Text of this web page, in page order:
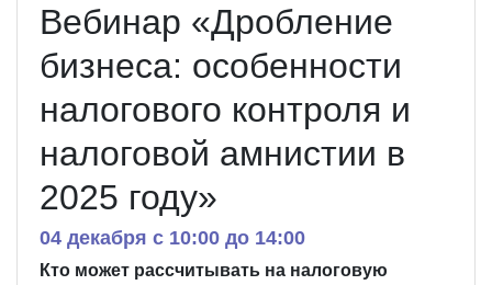
Вебинар «Дробление
бизнеса: особенности
налогового контроля и
налоговой амнистии в
2025 году»
04 декабря c 10:00 до 14:00
Кто может рассчитывать на налоговую